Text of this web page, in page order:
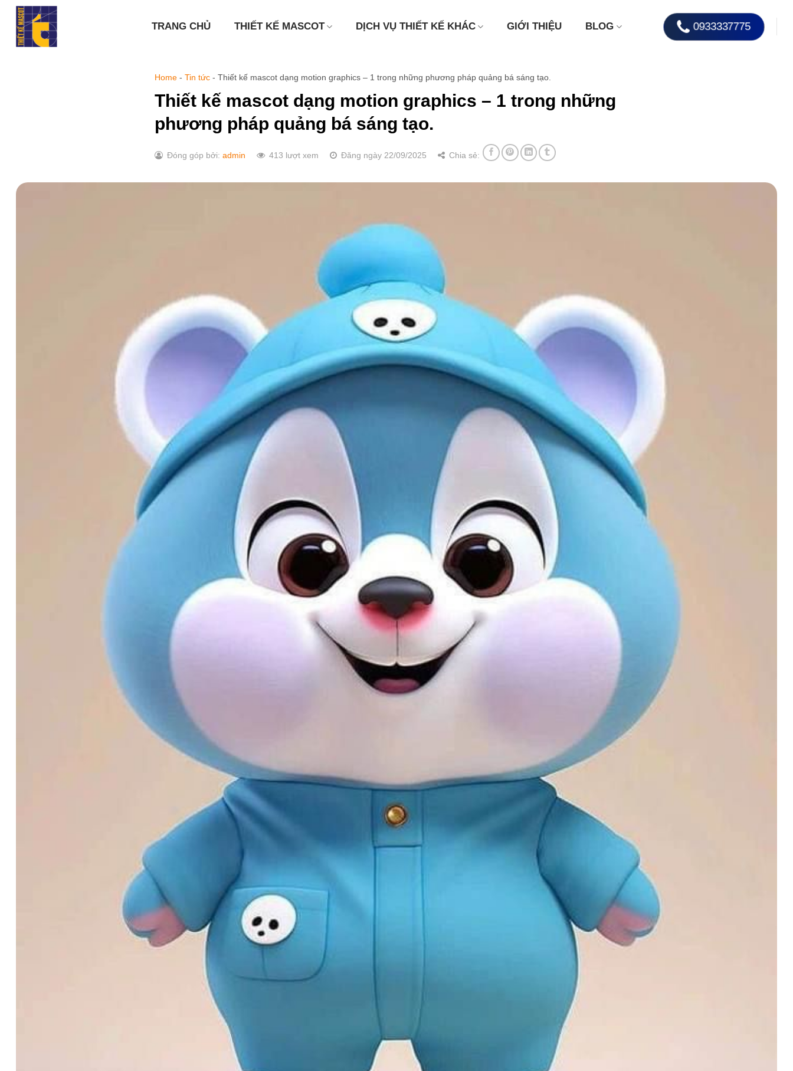
Chuyển
TRANG CHỦ THIẾT KẾ MASCOT DỊCH VỤ THIẾT KẾ KHÁC GIỚI THIỆU BLOG 0933337775
Home - Tin tức - Thiết kế mascot dạng motion graphics – 1 trong những phương pháp quảng bá sáng tạo.
Thiết kế mascot dạng motion graphics – 1 trong những
phương pháp quảng bá sáng tạo.
Đóng góp bởi: admin 413 lượt xem Đăng ngày 22/09/2025 Chia sẻ: